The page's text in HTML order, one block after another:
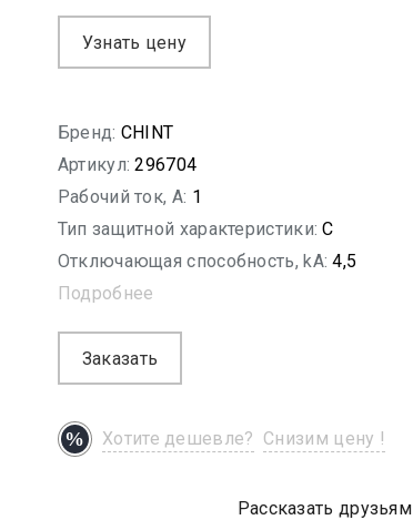
Узнать цену
Бренд: CHINT
Артикул: 296704
Рабочий ток, A: 1
Тип защитной характеристики: C
Отключающая способность, kA: 4,5
Подробнее
Заказать
Хотите дешевле? Снизим цену !
Рассказать друзьям